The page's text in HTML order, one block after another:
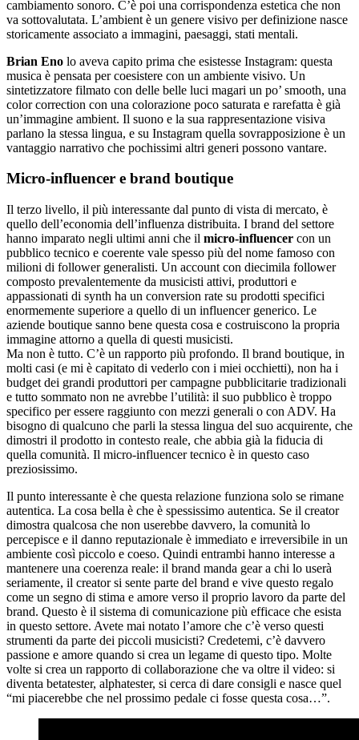
cambiamento sonoro. C’è poi una corrispondenza estetica che non
va sottovalutata. L’ambient è un genere visivo per definizione nasce
storicamente associato a immagini, paesaggi, stati mentali.
Brian Eno lo aveva capito prima che esistesse Instagram: questa
musica è pensata per coesistere con un ambiente visivo. Un
sintetizzatore filmato con delle belle luci magari un po’ smooth, una
color correction con una colorazione poco saturata e rarefatta è già
un’immagine ambient. Il suono e la sua rappresentazione visiva
parlano la stessa lingua, e su Instagram quella sovrapposizione è un
vantaggio narrativo che pochissimi altri generi possono vantare.
Micro-influencer e brand boutique
Il terzo livello, il più interessante dal punto di vista di mercato, è
quello dell’economia dell’influenza distribuita. I brand del settore
hanno imparato negli ultimi anni che il micro-influencer con un
pubblico tecnico e coerente vale spesso più del nome famoso con
milioni di follower generalisti. Un account con diecimila follower
composto prevalentemente da musicisti attivi, produttori e
appassionati di synth ha un conversion rate su prodotti specifici
enormemente superiore a quello di un influencer generico. Le
aziende boutique sanno bene questa cosa e costruiscono la propria
immagine attorno a quella di questi musicisti.
Ma non è tutto. C’è un rapporto più profondo. Il brand boutique, in
molti casi (e mi è capitato di vederlo con i miei occhietti), non ha i
budget dei grandi produttori per campagne pubblicitarie tradizionali
e tutto sommato non ne avrebbe l’utilità: il suo pubblico è troppo
specifico per essere raggiunto con mezzi generali o con ADV. Ha
bisogno di qualcuno che parli la stessa lingua del suo acquirente, che
dimostri il prodotto in contesto reale, che abbia già la fiducia di
quella comunità. Il micro-influencer tecnico è in questo caso
preziosissimo.
Il punto interessante è che questa relazione funziona solo se rimane
autentica. La cosa bella è che è spessissimo autentica. Se il creator
dimostra qualcosa che non userebbe davvero, la comunità lo
percepisce e il danno reputazionale è immediato e irreversibile in un
ambiente così piccolo e coeso. Quindi entrambi hanno interesse a
mantenere una coerenza reale: il brand manda gear a chi lo userà
seriamente, il creator si sente parte del brand e vive questo regalo
come un segno di stima e amore verso il proprio lavoro da parte del
brand. Questo è il sistema di comunicazione più efficace che esista
in questo settore. Avete mai notato l’amore che c’è verso questi
strumenti da parte dei piccoli musicisti? Credetemi, c’è davvero
passione e amore quando si crea un legame di questo tipo. Molte
volte si crea un rapporto di collaborazione che va oltre il video: si
diventa betatester, alphatester, si cerca di dare consigli e nasce quel
“mi piacerebbe che nel prossimo pedale ci fosse questa cosa…”.